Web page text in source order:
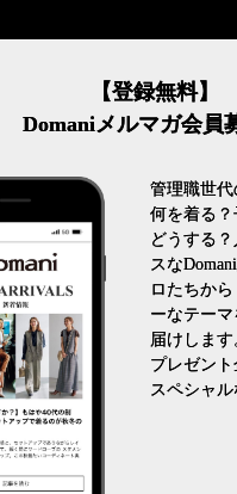
【登録無料】
Domaniメルマガ会員
管理職世
何を着る？
どうする
スな
ロたちか
ーなテー
届けします
プレゼン
スペシャル